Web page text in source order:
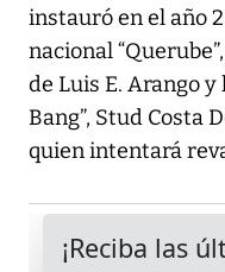
instauró en el año
nacional
de Luis E. Arango
Bang”, Stud Costa
quien intentará